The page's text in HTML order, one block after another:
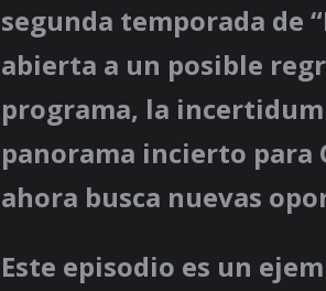
segunda temporada de
abierta a un posible
programa, la
panorama incierto para
ahora busca nuevas
Este episodio es un